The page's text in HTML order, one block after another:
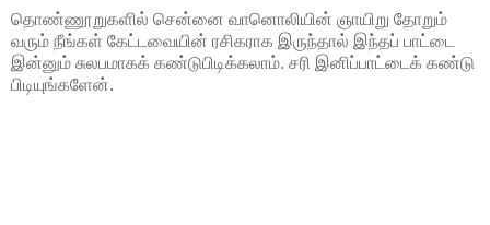
தொண்ணூறுகளில் சென்னை வானொலியின் ஞாயிறு தோறும்
வரும் நீங்கள் கேட்டவையின் ரசிகராக இருந்தால் இந்தப் பாட்டை
இன்னும் சுலபமாகக் கண்டுபிடிக்கலாம். சரி இனிப்பாட்டைக் கண்டு
பிடியுங்களேன்.